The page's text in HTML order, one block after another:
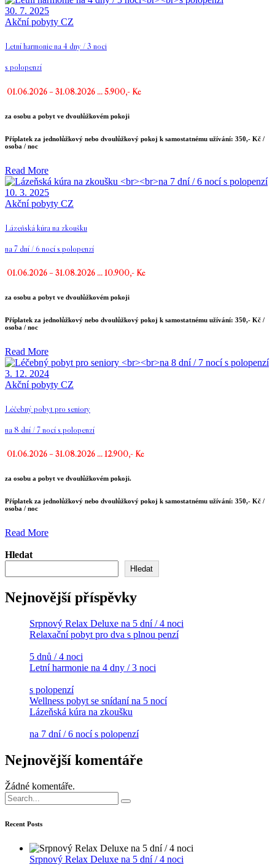
30. 7. 2025
Akční pobyty CZ
Letní harmonie na 4 dny / 3 noci
s polopenzí
01.06.2026 – 31.08.2026 … 5.900,- Kč
za osobu a pobyt ve dvoulůžkovém pokoji
Příplatek za jednolůžkový nebo dvoulůžkový pokoj k samostatnému užívání: 350,- Kč /
osoba / noc
Read More
10. 3. 2025
Akční pobyty CZ
Lázeňská kúra na zkoušku
na 7 dní / 6 nocí s polopenzí
01.06.2026 – 31.08.2026 … 10.900,- Kč
za osobu a pobyt ve dvoulůžkovém pokoji
Příplatek za jednolůžkový nebo dvoulůžkový pokoj k samostatnému užívání: 350,- Kč /
osoba / noc
Read More
3. 12. 2024
Akční pobyty CZ
Léčebný pobyt pro seniory
na 8 dní / 7 nocí s polopenzí
01.06.2026 – 31.08.2026 … 12.900,- Kč
za osobu a pobyt ve dvoulůžkovém pokoji.
Příplatek za jednolůžkový nebo dvoulůžkový pokoj k samostatnému užívání: 350,- Kč /
osoba / noc
Read More
Hledat
Hledat
Nejnovější příspěvky
Srpnový Relax Deluxe na 5 dní / 4 noci
Relaxační pobyt pro dva s plnou penzí
5 dnů / 4 noci
Letní harmonie na 4 dny / 3 noci
s polopenzí
Wellness pobyt se snídaní na 5 nocí
Lázeňská kúra na zkoušku
na 7 dní / 6 nocí s polopenzí
Nejnovější komentáře
Žádné komentáře.
Search
for:
Recent Posts
Srpnový Relax Deluxe na 5 dní / 4 noci